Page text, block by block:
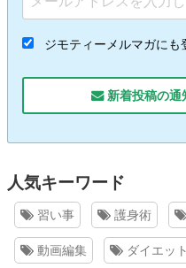
ジモティーメルマガにも
新着投稿の通
人気キーワード
習い事 護身術
動画編集 ダイエット